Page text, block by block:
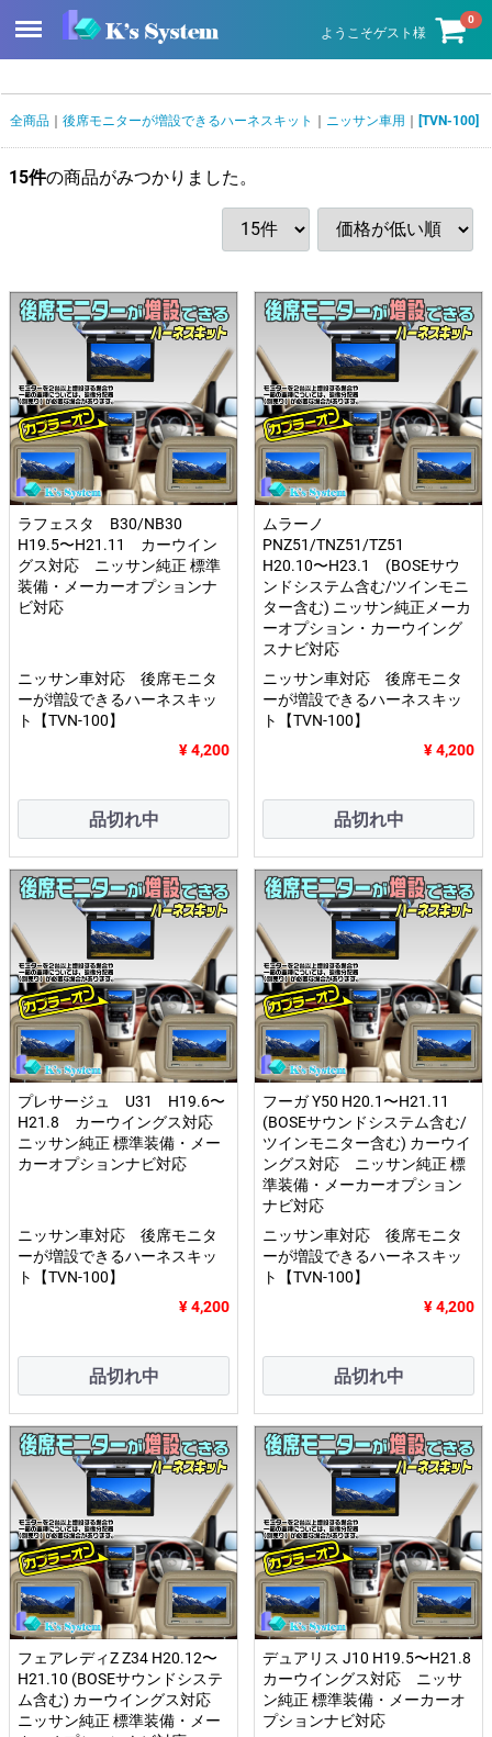
ようこそゲスト様
0
Menu
全商品 後席モニターが増設できるハーネスキット ニッサン車用 [TVN-100]
15件の商品がみつかりました。
ラフェスタ B30/NB30
H19.5〜H21.11 カーウイン
グス対応 ニッサン純正 標準
装備・メーカーオプションナ
ビ対応
ニッサン車対応 後席モニタ
ーが増設できるハーネスキッ
ト【TVN-100】
¥ 4,200
品切れ中
ムラーノ
PNZ51/TNZ51/TZ51
H20.10〜H23.1 (BOSEサウ
ンドシステム含む/ツインモニ
ター含む) ニッサン純正メーカ
ーオプション・カーウイング
スナビ対応
ニッサン車対応 後席モニタ
ーが増設できるハーネスキッ
ト【TVN-100】
¥ 4,200
品切れ中
プレサージュ U31 H19.6〜
H21.8 カーウイングス対応
ニッサン純正 標準装備・メー
カーオプションナビ対応
ニッサン車対応 後席モニタ
ーが増設できるハーネスキッ
ト【TVN-100】
¥ 4,200
品切れ中
フーガ Y50 H20.1〜H21.11
(BOSEサウンドシステム含む/
ツインモニター含む) カーウイ
ングス対応 ニッサン純正 標
準装備・メーカーオプション
ナビ対応
ニッサン車対応 後席モニタ
ーが増設できるハーネスキッ
ト【TVN-100】
¥ 4,200
品切れ中
フェアレディZ Z34 H20.12〜
H21.10 (BOSEサウンドシステ
ム含む) カーウイングス対応
ニッサン純正 標準装備・メー
デュアリス J10 H19.5〜H21.8
カーウイングス対応 ニッサ
ン純正 標準装備・メーカーオ
プションナビ対応